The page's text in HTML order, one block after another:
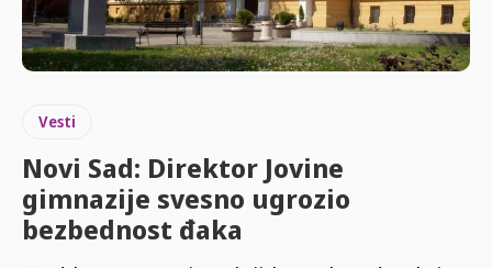
Vesti
Novi Sad: Direktor Jovine
gimnazije svesno ugrozio
bezbednost đaka